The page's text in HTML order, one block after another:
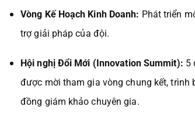
Vòng Kế Hoạch Kinh Doanh: Phát triển
trợ giải pháp của đội.
Hội nghị Đổi Mới (Innovation Summit): 5
được mời tham gia vòng chung kết, trình
đồng giám khảo chuyên gia.